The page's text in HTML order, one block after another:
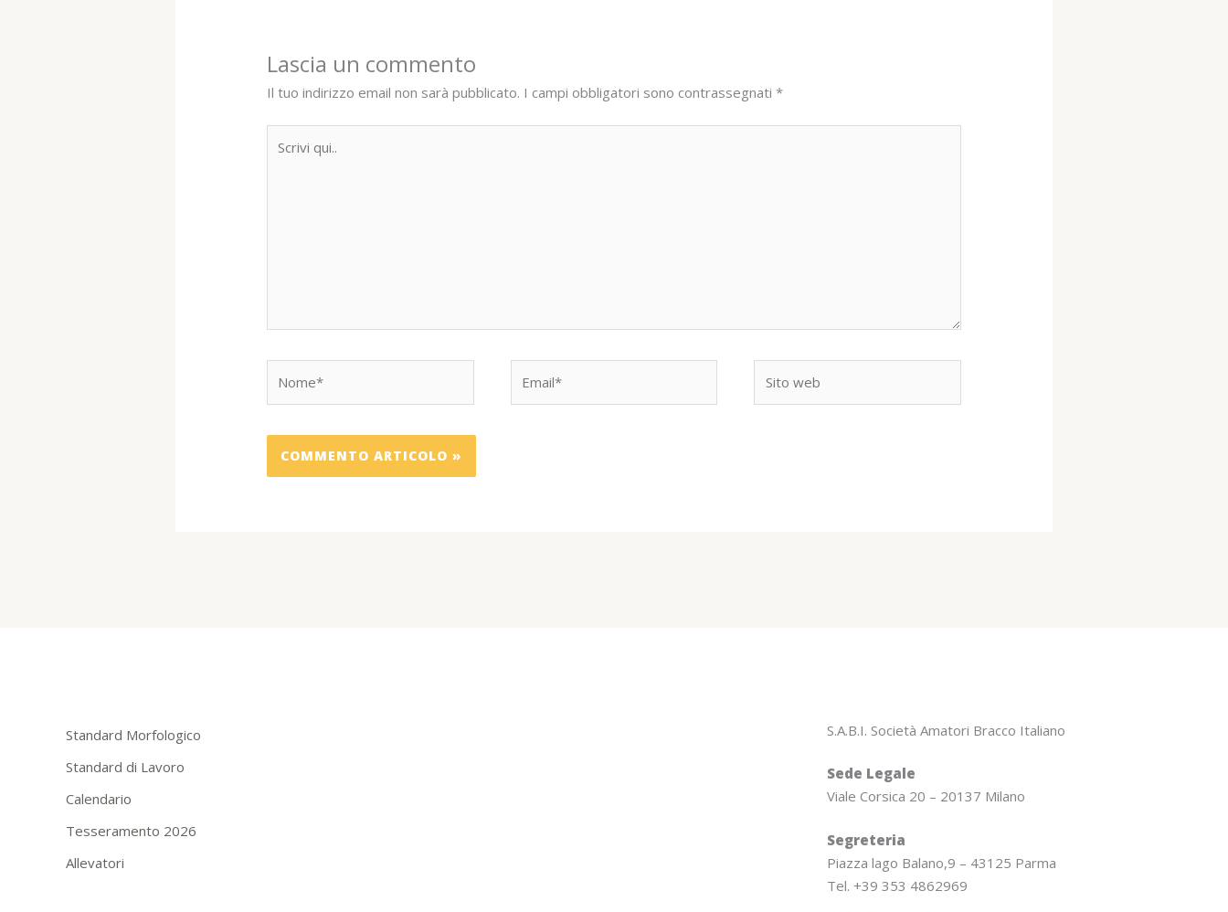
Lascia un commento
Il tuo indirizzo email non sarà pubblicato. I campi obbligatori sono contrassegnati*
qui..
web
Standard Morfologico
Standard di Lavoro
Calendario
Tesseramento 2026
Allevatori
S.A.B.I. Società Amatori Bracco Italiano
Sede Legale
Viale Corsica 20 – 20137 Milano
Segreteria
Piazza lago Balano,9 – 43125 Parma
Tel. +39 353 4862969